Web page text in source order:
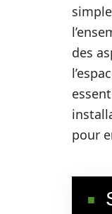
des
pour